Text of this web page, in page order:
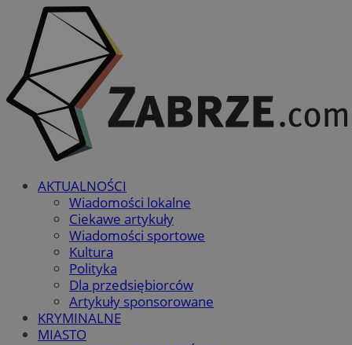
AKTUALNOŚCI
Wiadomości lokalne
Ciekawe artykuły
Wiadomości sportowe
Kultura
Polityka
Dla przedsiębiorców
Artykuły sponsorowane
KRYMINALNE
MIASTO